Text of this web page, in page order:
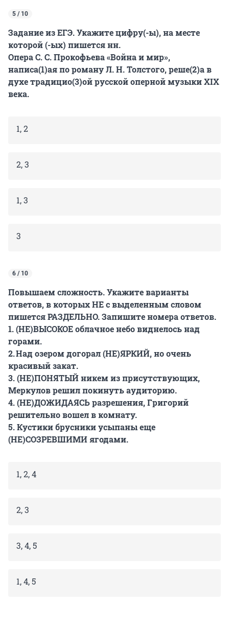
5 / 10
Задание из ЕГЭ. Укажите цифру(-ы), на месте
которой (-ых) пишетсянн.
Опера С. С. Прокофьева «Война и мир»,
написа(1)ая по роману Л. Н. Толстого, реше(2)а в
духе традицио(3)ой русской оперной музыки XIX
века.
1, 2
2, 3
1, 3
3
6 / 10
Повышаем сложность. Укажите варианты
ответов, в которых НЕ с выделенным словом
пишется РАЗДЕЛЬНО. Запишите номера ответов.
1. (НЕ)ВЫСОКОЕ облачное небо виднелось над
горами.
2. Над озером догорал (НЕ)ЯРКИЙ, но очень
красивый закат.
3. (НЕ)ПОНЯТЫЙ никем из присутствующих,
Меркулов решил покинуть аудиторию.
4. (НЕ)ДОЖИДАЯСЬ разрешения, Григорий
решительно вошел в комнату.
5. Кустики брусники усыпаны еще
(НЕ)СОЗРЕВШИМИ ягодами.
1, 2, 4
2, 3
3, 4, 5
1, 4, 5